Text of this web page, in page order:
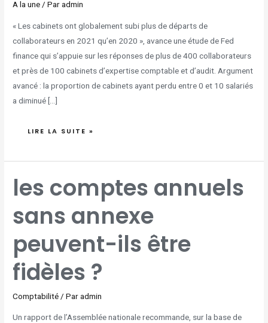
A la une/ Paradmin
« Les cabinets ont globalement subi plus de départs de
collaborateurs en 2021 qu’en 2020 », avance une étude de Fed
finance qui s’appuie sur les réponses de plus de 400 collaborateurs
et près de 100 cabinets d’expertise comptable et d’audit. Argument
avancé : la proportion de cabinets ayant perdu entre 0 et 10 salariés
a diminué […]
LIRE LA SUITE »
les comptes annuels
sans annexe
peuvent-ils être
fidèles ?
Comptabilité / Paradmin
Un rapport de l’Assemblée nationale recommande, sur la base de
COMPTES
ANNUELS
SANS
ILS
ÊTRE
FIDÈLES